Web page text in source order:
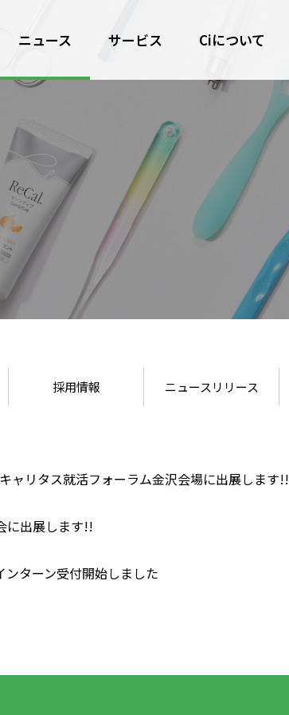
ニュース サービス Ciについて
採用情報 ニュースリリース
ャリタス就活フォーラム金沢会場に出展します!!
に出展します!!
ターン受付開始しました